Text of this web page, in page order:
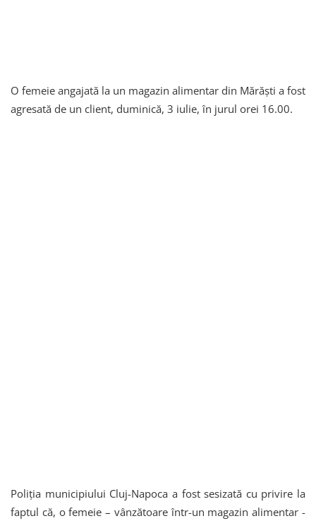
O femeie angajată la un magazin alimentar din Mărăști a fost
agresată de un client, duminică, 3 iulie, în jurul orei 16.00.
Poliţia municipiului Cluj-Napoca a fost sesizată cu privire la
faptul că, o femeie – vânzătoare într-un magazin alimentar -